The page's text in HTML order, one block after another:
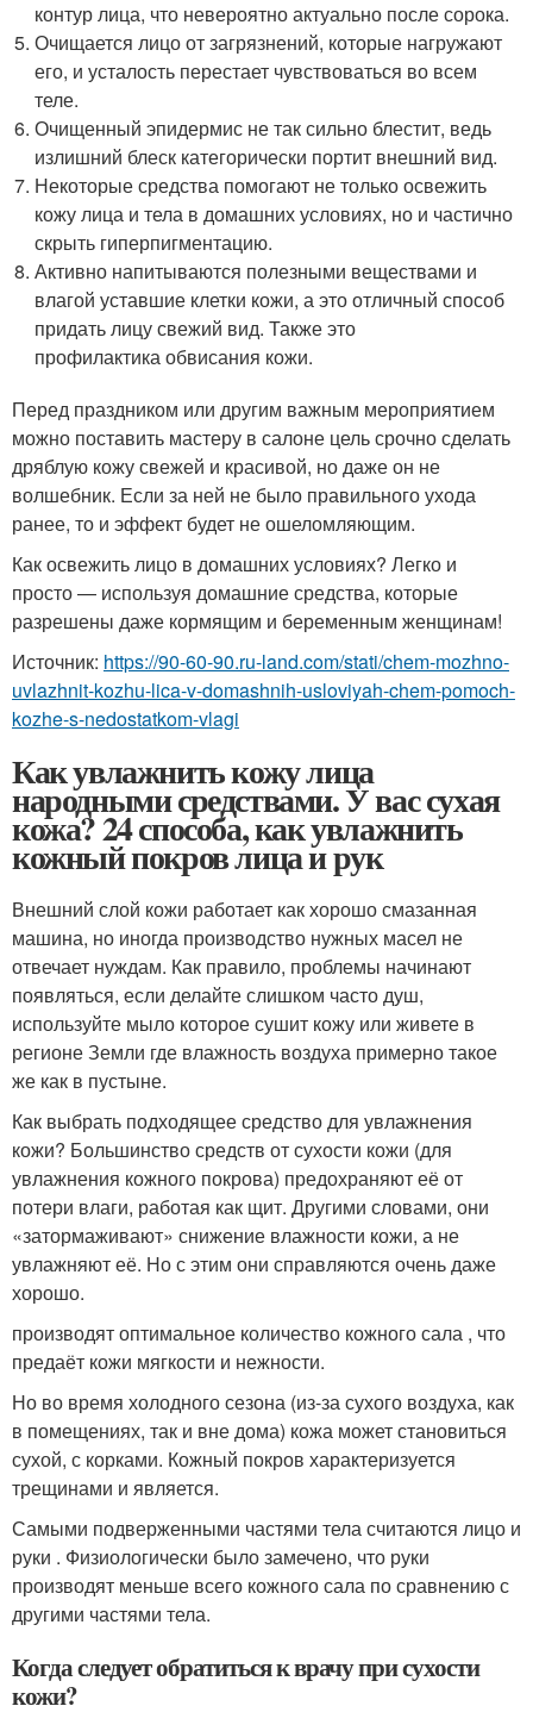
контур лица, что невероятно актуально после сорока.
Очищается лицо от загрязнений, которые нагружают
его, и усталость перестает чувствоваться во всем
теле.
Очищенный эпидермис не так сильно блестит, ведь
излишний блеск категорически портит внешний вид.
Некоторые средства помогают не только освежить
кожу лица и тела в домашних условиях, но и частично
скрыть гиперпигментацию.
Активно напитываются полезными веществами и
влагой уставшие клетки кожи, а это отличный способ
придать лицу свежий вид. Также это
профилактика обвисания кожи.
Перед праздником или другим важным мероприятием
можно поставить мастеру в салоне цель срочно сделать
дряблую кожу свежей и красивой, но даже он не
волшебник. Если за ней не было правильного ухода
ранее, то и эффект будет не ошеломляющим.
Как освежить лицо в домашних условиях? Легко и
просто — используя домашние средства, которые
разрешены даже кормящим и беременным женщинам!
Источник: https://90-60-90.ru-land.com/stati/chem-mozhno-
uvlazhnit-kozhu-lica-v-domashnih-usloviyah-chem-pomoch-
kozhe-s-nedostatkom-vlagi
Как увлажнить кожу лица
народными средствами. У вас сухая
кожа? 24 способа, как увлажнить
кожный покров лица и рук
Внешний слой кожи работает как хорошо смазанная
машина, но иногда производство нужных масел не
отвечает нуждам. Как правило, проблемы начинают
появляться, если делайте слишком часто душ,
используйте мыло которое сушит кожу или живете в
регионе Земли где влажность воздуха примерно такое
же как в пустыне.
Как выбрать подходящее средство для увлажнения
кожи? Большинство средств от сухости кожи (для
увлажнения кожного покрова) предохраняют её от
потери влаги, работая как щит. Другими словами, они
«затормаживают» снижение влажности кожи, а не
увлажняют её. Но с этим они справляются очень даже
хорошо.
производят оптимальное количество кожного сала , что
предаёт кожи мягкости и нежности.
Но во время холодного сезона (из-за сухого воздуха, как
в помещениях, так и вне дома) кожа может становиться
сухой, с корками. Кожный покров характеризуется
трещинами и является.
Самыми подверженными частями тела считаются лицо и
руки . Физиологически было замечено, что руки
производят меньше всего кожного сала по сравнению с
другими частями тела.
Когда следует обратиться к врачу при сухости
кожи?